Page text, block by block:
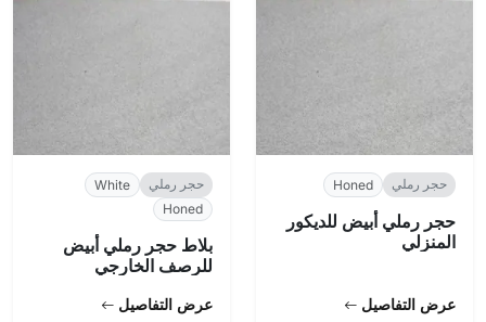
حجر رملي Honed
حجر رملي أبيض للديكور
المنزلي
عرض التفاصيل
حجر رملي
White
Honed
بلاط حجر رملي أبيض
للرصف الخارجي
عرض التفاصيل